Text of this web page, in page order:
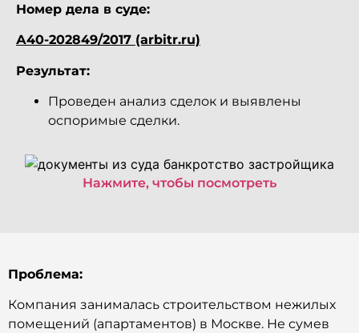
Нажмите, чтобы посмотреть
Номер дела в суде:
А40-202849/2017 (arbitr.ru)
Результат:
Проведен анализ сделок и выявлены
оспоримые сделки.
Проблема:
Компания занималась строительством нежилых
помещений (апартаментов) в Москве. Не сумев